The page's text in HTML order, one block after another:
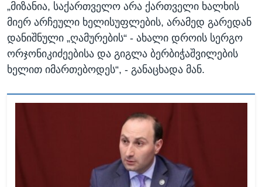
„მიზანია, საქართველო არა ქართველი ხალხის
მიერ არჩეული ხელისუფლების, არამედ გარედან
დანიშნული „ღამურების“ - ახალი დროის სერგო
ორჯონიკიძეებისა და გიგლა ბერბიჭაშვილების
ხელით იმართებოდეს“, - განაცხადა მან.